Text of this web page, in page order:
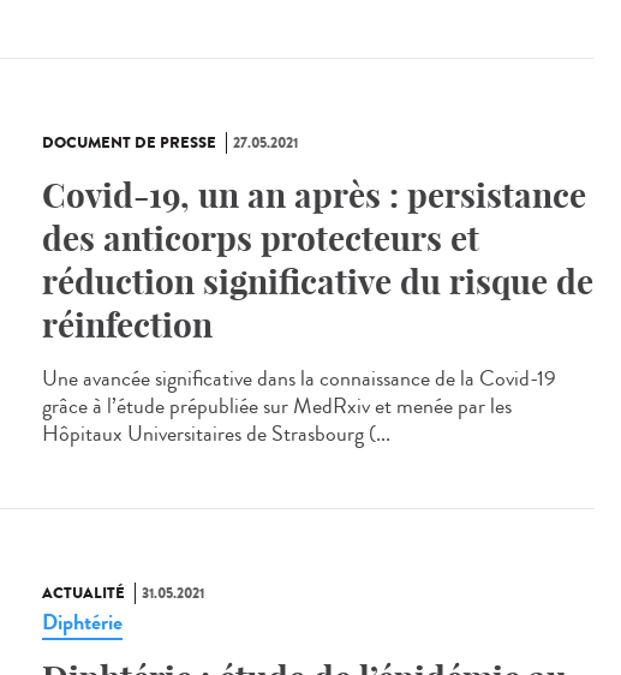
DOCUMENT DE PRESSE 27.05.2021
Covid-19, un an après : persistance
des anticorps protecteurs et
réduction significative du risque de
réinfection
Une avancée significative dans la connaissance de la Covid-19
grâce à l’étude prépubliée sur MedRxiv et menée par les
Hôpitaux Universitaires de Strasbourg (...
ACTUALITÉ 31.05.2021
Diphtérie